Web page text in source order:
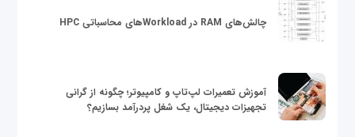
چالش‌های RAM در Workloadهای محاسباتی HPC
آموزش تعمیرات لپ‌تاپ و کامپیوتر؛ چگونه از گرانی
تجهیزات دیجیتال، یک شغل پردرآمد بسازیم؟